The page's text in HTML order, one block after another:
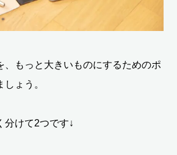
、もっと大きいものにするためのポ
ょう。
分けて2つです↓